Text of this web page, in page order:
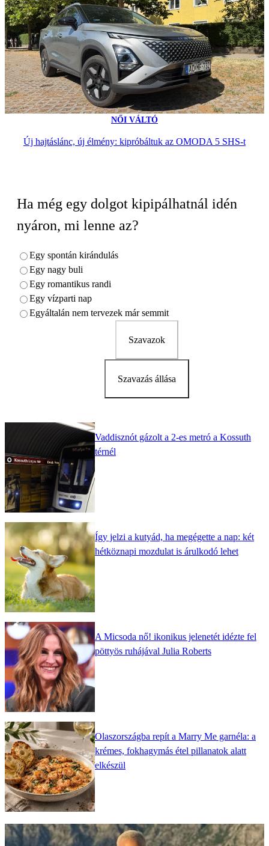
NŐI VÁLTÓ
Új hajtáslánc, új élmény: kipróbáltuk az OMODA 5 SHS-t
Ha még egy dolgot kipipálhatnál idén
nyáron, mi lenne az?
Egy spontán kirándulás
Egy nagy buli
Egy romantikus randi
Egy vízparti nap
Egyáltalán nem tervezek már semmit
Szavazok
Szavazás állása
Vaddisznót gázolt a 2-es metró a Kossuth
térnél
Így jelzi a kutyád, ha megégette a nap: két
hétköznapi mozdulat is árulkodó lehet
A Micsoda nő! ikonikus jelenetét idézte fel
pöttyös ruhájával Julia Roberts
Olaszországba repít a Marry Me garnéla: a
krémes, fokhagymás étel pillanatok alatt
elkészül